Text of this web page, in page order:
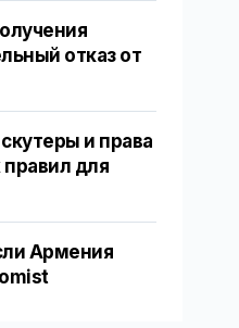
отказ от
и права
правил для
Армения